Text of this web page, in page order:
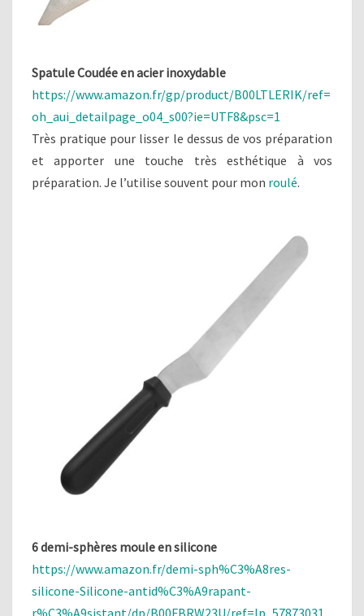
Spatule Coudée en acier inoxydable
https://www.amazon.fr/gp/product/B00LTLERIK/ref=
oh_aui_detailpage_o04_s00?ie=UTF8&psc=1
Très pratique pour lisser le dessus de vos préparation
et apporter une touche très esthétique à vos
préparation. Je l’utilise souvent pour mon roulé.
6 demi-sphères moule en silicone
https://www.amazon.fr/demi-sph%C3%A8res-
silicone-Silicone-antid%C3%A9rapant-
r%C3%A9sistant/dp/B00FBRW23U/ref=lp_57873031_